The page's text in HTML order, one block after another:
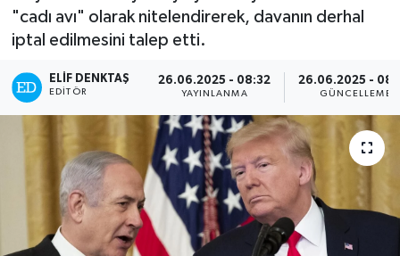
"cadı avı" olarak nitelendirerek, davanın derhal
iptal edilmesini talep etti.
ELIF DENKTAŞ
EDITÖR
26.06.2025 - 08:32
YAYINLANMA
26.06.2025 -
GÜNCELLEME
Teknoloji
Lider Haber TV Canlı Yayın izle
Haber Arşivi